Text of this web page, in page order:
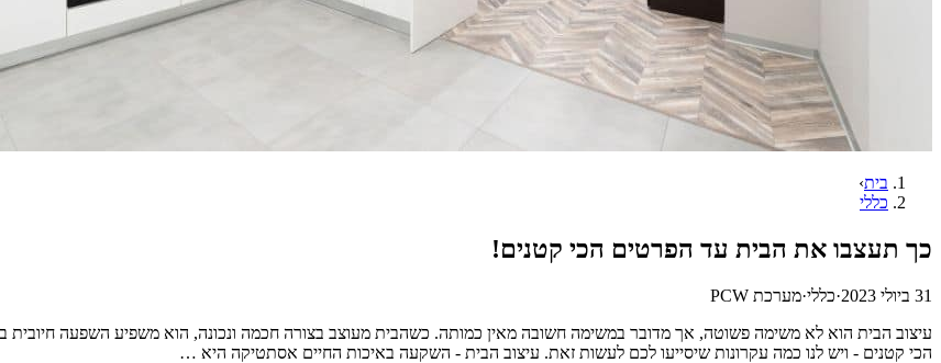
בית›
כללי
כך תעצבו את הבית עד הפרטים הכי קטנים!
31 ביולי 2023 ·כללי·מערכת PCW
עיצוב הבית הוא לא משימה פשוטה, אך מדובר במשימה חשובה מאין כמותה. כשהבית מעוצב בצורה חכמה ונכונה, הוא משפיע השפעה חיובית
הכי קטנים - ויש לנו כמה עקרונות שיסייעו לכם לעשות זאת. עיצוב הבית - השקעה באיכות החיים אסתטיקה היא …